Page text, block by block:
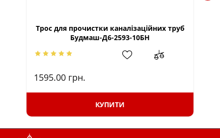
Трос для прочистки каналізаційних труб
Будмаш-Д6-2593-10БН
1595.00 грн.
КУПИТИ